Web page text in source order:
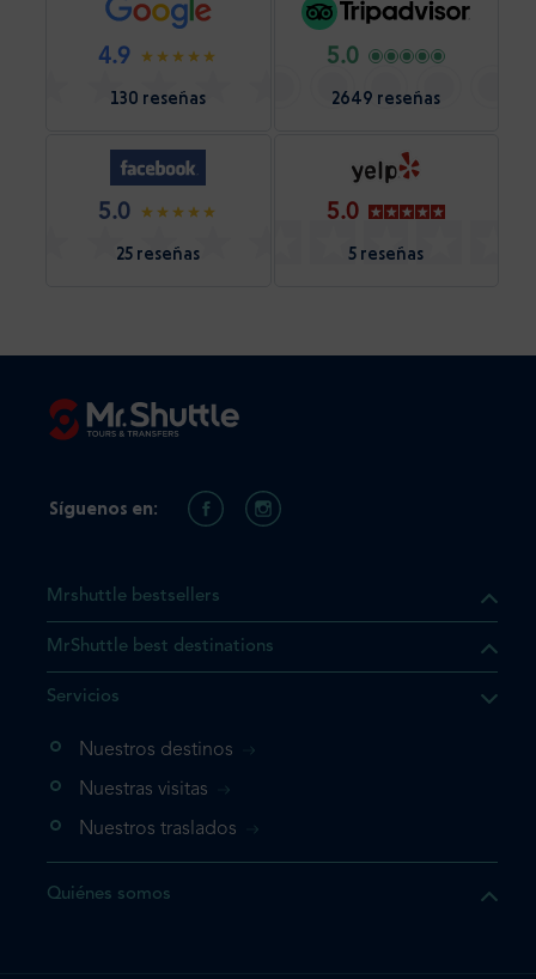
4.9
130 reseñas
5.0
2649 reseñas
5.0
25 reseñas
5.0
5 reseñas
el producto que busca ya
vaya directamente a su
su reserva.
una vez
Mrshuttle bestsellers
MrShuttle best destinations
Servicios
Nuestros destinos
Nuestras visitas
Nuestros traslados
Quiénes somos
Síguenos en: